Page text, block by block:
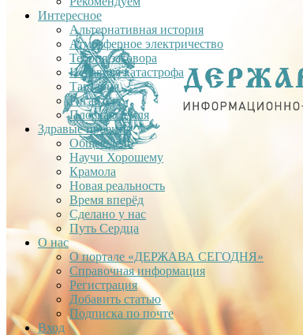
Интересное
Альтернативная история
Атмосферное электричество
Теория заговора
Недавняя катастрофа
Тартария
Гиганты
Плоская Земля
Здравые проекты
Общее дело
Научи Хорошему
Крамола
Новая реальность
Время вперёд
Сделано у нас
Путь Сердца
О нас
О портале «ДЕРЖАВА СЕГОДНЯ»
Справочная информация
Регистрация
Добавить статью
Подписка по почте
Вход